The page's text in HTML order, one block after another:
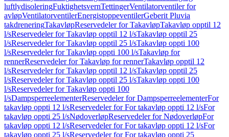
luftlydisoleringFuktighetsvernTettingerVentilatorventiler for
avløpVentilatorventilerEnergistoppeventilerGeberit Pluvia
takdreneringTakavløpReservedeler for TakavløpTakavløp opptil 12
l/sReservedeler for Takavløp opptil 12 l/sTakavløp opptil 25
l/sReservedeler for Takavløp opptil 25 l/sTakavløp oppti 100
l/sReservedeler for Takavløp oppti 100 l/sTakavløp for
rennerReservedeler for Takavløp for rennerTakavløp opptil 12
l/sReservedeler for Takavløp opptil 12 l/sTakavløp opptil 25
l/sReservedeler for Takavløp opptil 25 l/sTakavløp oppti 100
l/sReservedeler for Takavløp oppti 100
l/sDampsperreelementerReservedeler for DampsperreelementerFor
takavløp oppti 12 l/sReservedeler for For takavløp oppti 12 l/sFor
takavløp oppti 25 l/sNødoverløpReservedeler for NødoverløpFor
takavløp oppti 12 l/sReservedeler for For takavløp oppti 12 l/sFor
takavløp oppti 25 l/sReservedeler for For takavløp oppti 25